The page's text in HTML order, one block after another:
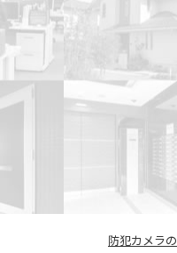
防犯カメラ